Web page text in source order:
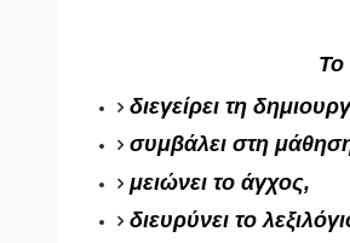
Το
διεγείρει τη
συμβάλει στη
μειώνει το άγχος,
διευρύνει το